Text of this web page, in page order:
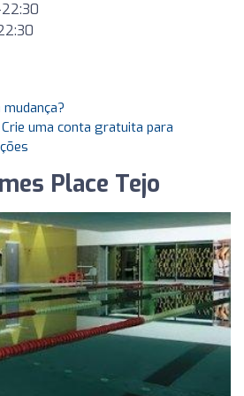
uma conta gratuita para
Place Tejo